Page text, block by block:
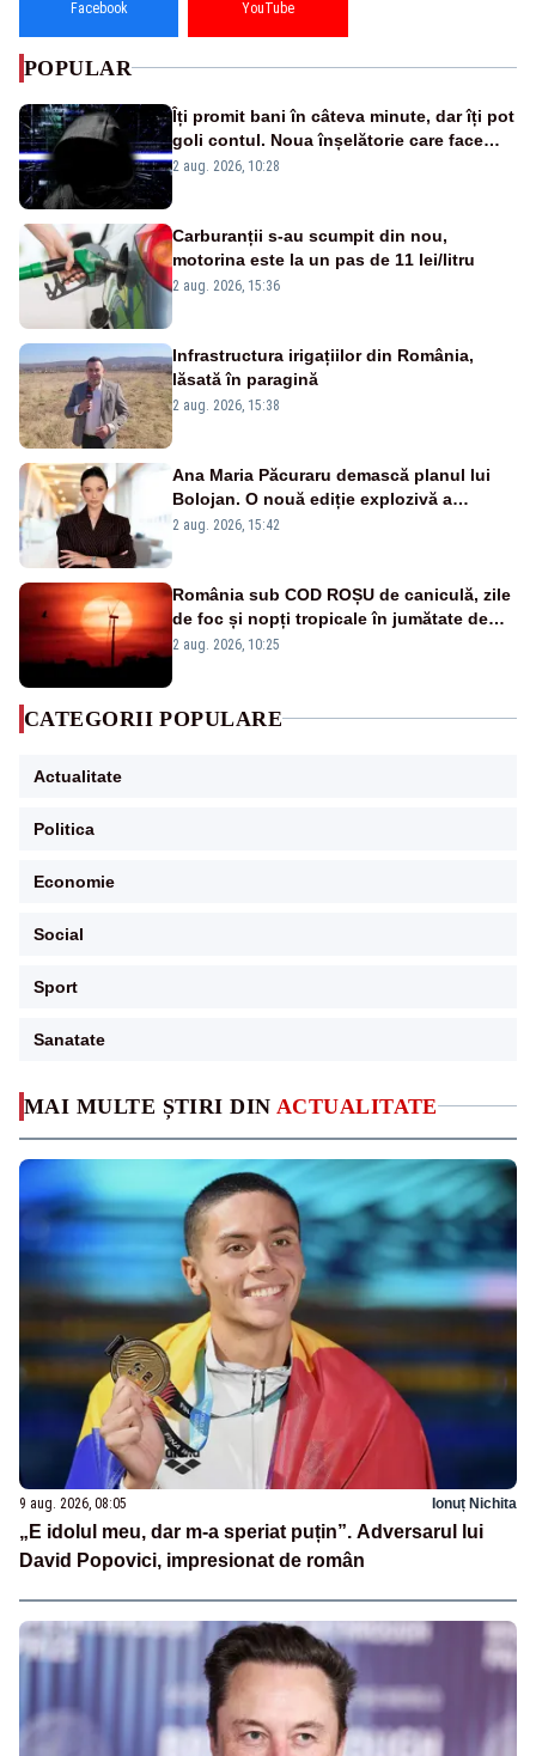
MAI MULTE ȘTIRI DIN ACTUALITATE
9 aug. 2026, 08:05 Ionuț Nichita
„E idolul meu, dar m-a speriat puțin”. Adversarul lui
David Popovici, impresionat de român
Facebook YouTube
POPULAR
Îți promit bani în câteva minute, dar îți pot
goli contul. Noua înșelătorie care face
victime pe Facebook și WhatsApp
2 aug. 2026, 10:28
Carburanții s-au scumpit din nou,
motorina este la un pas de 11 lei/litru
2 aug. 2026, 15:36
Infrastructura irigațiilor din România,
lăsată în paragină
2 aug. 2026, 15:38
Ana Maria Păcuraru demască planul lui
Bolojan. O nouă ediție explozivă a
emisiunii „Miza Zilei” la Realitatea PLUS
2 aug. 2026, 15:42
România sub COD ROȘU de caniculă, zile
de foc și nopți tropicale în jumătate de
țară
2 aug. 2026, 10:25
CATEGORII POPULARE
Actualitate
Politica
Economie
Social
Sport
Sanatate